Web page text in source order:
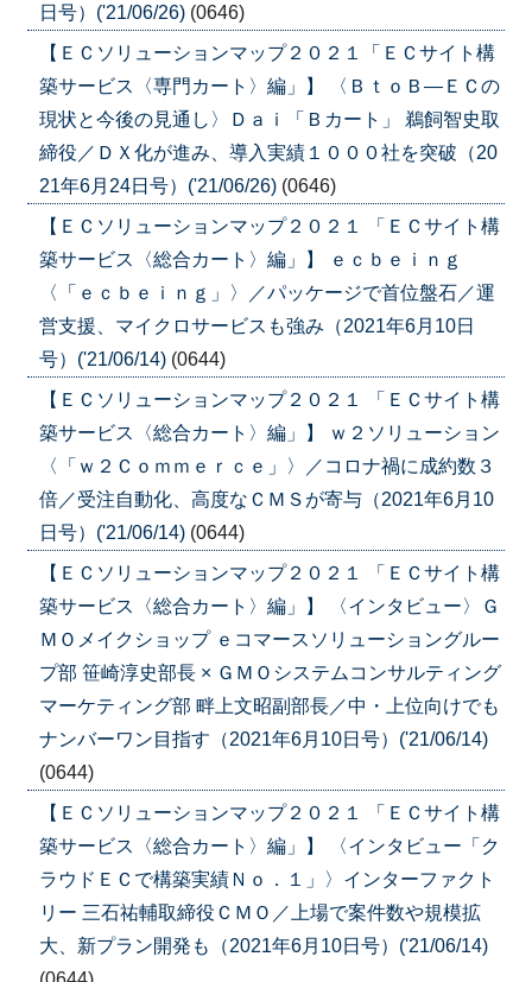
日号）('21/06/26) (0646)
【ＥＣソリューションマップ２０２１「ＥＣサイト構
築サービス〈専門カート〉編」】 〈ＢｔｏＢ―ＥＣの
現状と今後の見通し〉Ｄａｉ「Ｂカート」 鵜飼智史取
締役／ＤＸ化が進み、導入実績１０００社を突破（20
21年6月24日号）('21/06/26) (0646)
【ＥＣソリューションマップ２０２１ 「ＥＣサイト構
築サービス〈総合カート〉編」】 ｅｃｂｅｉｎｇ
〈「ｅｃｂｅｉｎｇ」〉／パッケージで首位盤石／運
営支援、マイクロサービスも強み（2021年6月10日
号）('21/06/14) (0644)
【ＥＣソリューションマップ２０２１ 「ＥＣサイト構
築サービス〈総合カート〉編」】 ｗ２ソリューション
〈「ｗ２Ｃｏｍｍｅｒｃｅ」〉／コロナ禍に成約数３
倍／受注自動化、高度なＣＭＳが寄与（2021年6月10
日号）('21/06/14) (0644)
【ＥＣソリューションマップ２０２１ 「ＥＣサイト構
築サービス〈総合カート〉編」】 〈インタビュー〉Ｇ
ＭＯメイクショップ ｅコマースソリューショングルー
プ部 笹崎淳史部長 × ＧＭＯシステムコンサルティング
マーケティング部 畔上文昭副部長／中・上位向けでも
ナンバーワン目指す（2021年6月10日号）('21/06/14)
(0644)
【ＥＣソリューションマップ２０２１ 「ＥＣサイト構
築サービス〈総合カート〉編」】 〈インタビュー「ク
ラウドＥＣで構築実績Ｎｏ．１」〉インターファクト
リー 三石祐輔取締役ＣＭＯ／上場で案件数や規模拡
大、新プラン開発も（2021年6月10日号）('21/06/14)